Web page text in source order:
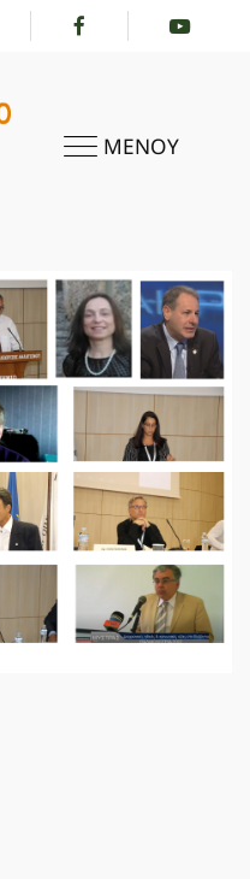
ΜΕΝΟΥ